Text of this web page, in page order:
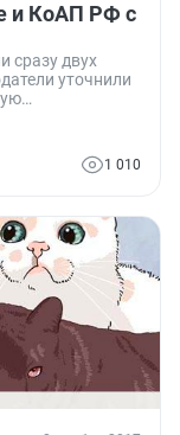
и КоАП РФ с
сразу двух
уточнили
применения.
1 010